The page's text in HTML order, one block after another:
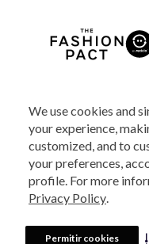
We use cookies and
your experience,
customized, and to
your preferences,
profile. For more
Privacy Policy.
Permitir cookies
2025 - Veste S.A Estilo. Todos
se no direito de corrigir ou
880 5520.Horário de
Sábados das 8h às 14h,